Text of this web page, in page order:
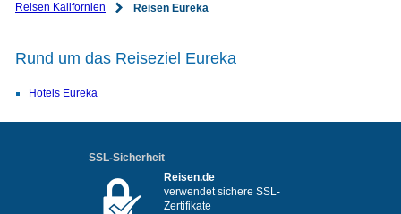
Reisen Kalifornien
Reisen Eureka
Rund um das Reiseziel Eureka
Hotels Eureka
SSL-Sicherheit
Reisen.de
verwendet sichere SSL-
Zertifikate